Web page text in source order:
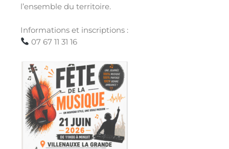
l’ensemble du territoire.
Informations et inscriptions :
07 67 11 31 16